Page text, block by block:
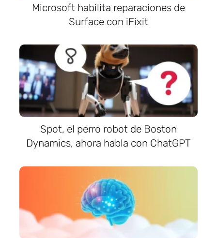
Microsoft habilita reparaciones de
Surface con iFixit
Spot, el perro robot de Boston
Dynamics, ahora habla con ChatGPT